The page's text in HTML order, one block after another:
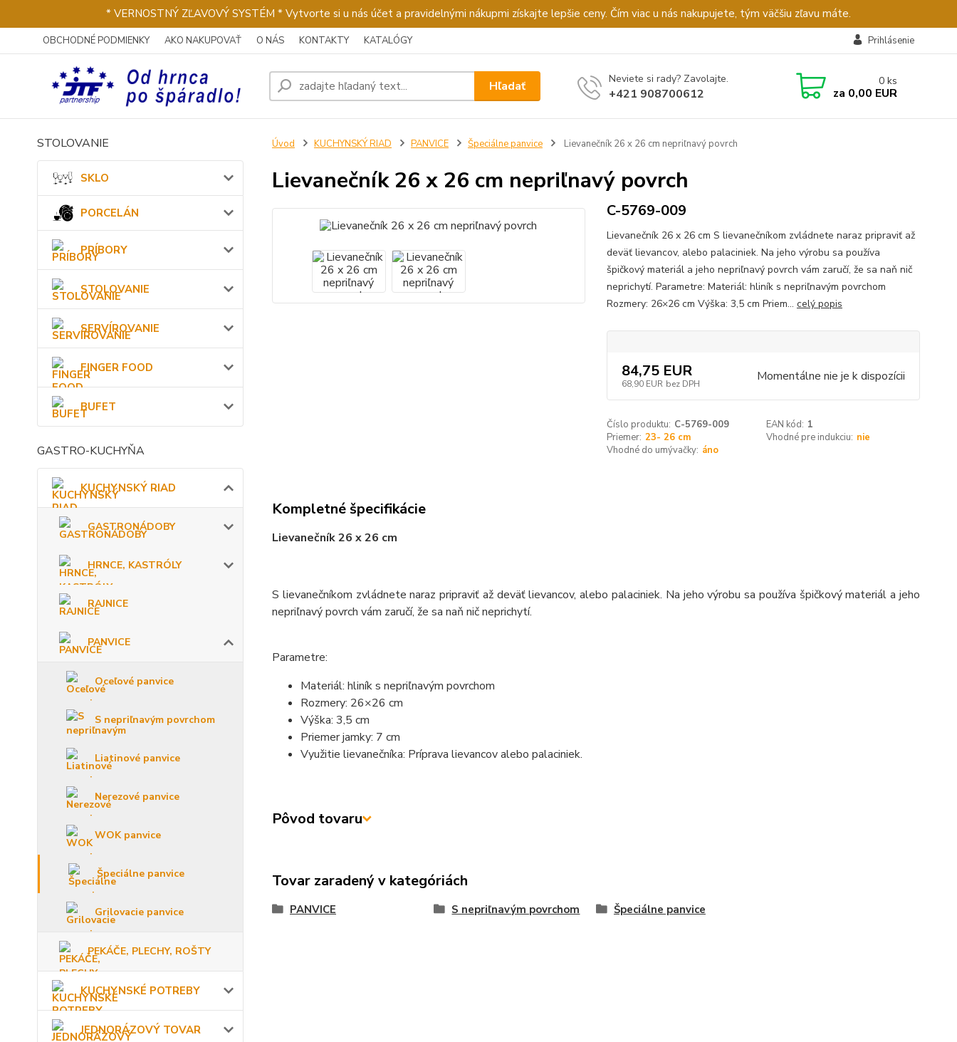
* VERNOSTNÝ ZĽAVOVÝ SYSTÉM * Vytvorte si u nás účet a pravidelnými nákupmi získajte lepšie ceny. Čím viac u nás nakupujete, tým väčšiu zľavu máte.
OBCHODNÉ PODMIENKY AKO NAKUPOVAŤ O NÁS KONTAKTY KATALÓGY Prihlásenie
Hľadať Neviete si rady? Zavolajte.
+421 908700612
0 ks
za 0,00 EUR
STOLOVANIE
SKLO
PORCELÁN
PRÍBORY
STOLOVANIE
SERVÍROVANIE
FINGER FOOD
BUFET
GASTRO-KUCHYŇA
KUCHYNSKÝ RIAD
GASTRONÁDOBY
HRNCE, KASTRÓLY
RAJNICE
PANVICE
Oceľové panvice
S nepriľnavým povrchom
Liatinové panvice
Nerezové panvice
WOK panvice
Špeciálne panvice
Grilovacie panvice
PEKÁČE, PLECHY, ROŠTY
KUCHYNSKÉ POTREBY
JEDNORÁZOVÝ TOVAR
Úvod KUCHYNSKÝ RIAD PANVICE Špeciálne panvice Lievanečník 26 x 26 cm nepriľnavý povrch
Lievanečník 26 x 26 cm nepriľnavý povrch
C-5769-009
Lievanečník 26 x 26 cm S lievanečníkom zvládnete naraz pripraviť až
deväť lievancov, alebo palaciniek. Na jeho výrobu sa používa
špičkový materiál a jeho nepriľnavý povrch vám zaručí, že sa naň nič
neprichytí. Parametre: Materiál: hliník s nepriľnavým povrchom
Rozmery: 26×26 cm Výška: 3,5 cm Priem... celý popis
84,75 EUR
68,90 EUR bez DPH Momentálne nie je k dispozícii
Číslo produktu: C-5769-009 EAN kód: 1
Priemer: 23- 26 cm Vhodné pre indukciu: nie
Vhodné do umývačky: áno
Kompletné špecifikácie
Lievanečník 26 x 26 cm
S lievanečníkom zvládnete naraz pripraviť až deväť lievancov, alebo palaciniek. Na jeho výrobu sa používa špičkový materiál a jeho
nepriľnavý povrch vám zaručí, že sa naň nič neprichytí.
Parametre:
Materiál: hliník s nepriľnavým povrchom
Rozmery: 26×26 cm
Výška: 3,5 cm
Priemer jamky: 7 cm
Využitie lievanečníka: Príprava lievancov alebo palaciniek.
Pôvod tovaru
Tovar zaradený v kategóriách
PANVICE S nepriľnavým povrchom Špeciálne panvice